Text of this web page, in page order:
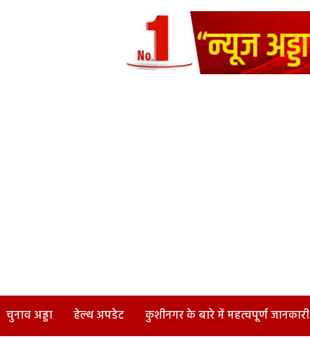
चुनाव अड्डा हेल्थ अपडेट कुशीनगर के बारे में महत्वपूर्ण जानकारी